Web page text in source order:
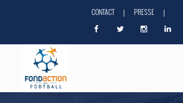
CONTACT | PRESSE |